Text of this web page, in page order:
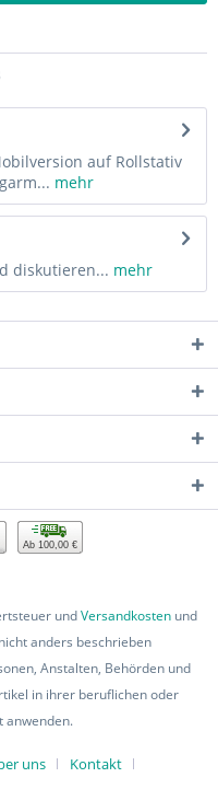
auf Rollstativ
mehr
diskutieren... mehr
Ab 100,00 €
undVersandkostenund
anders beschrieben
Anstalten, Behörden und
in ihrer beruflichen oder
anwenden.
uns Kontakt